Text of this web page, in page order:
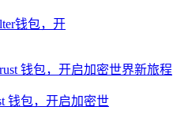
钱包，开
钱包，开启加密世